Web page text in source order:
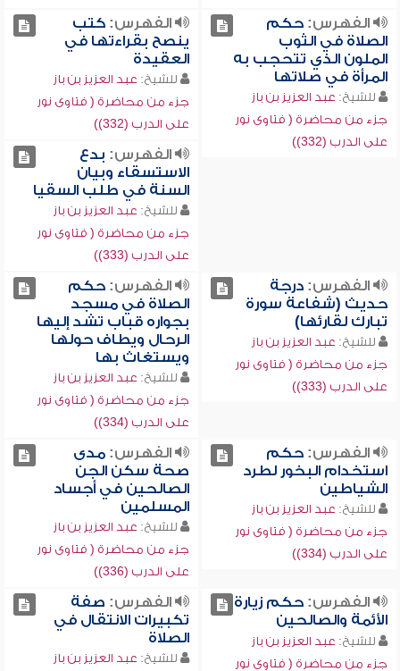
الفهرس:حكم
الصلاة في الثوب
الملون الذي تتحجب به
المرأة في صلاتها
للشيخ: عبد العزيز بن باز
جزء من محاضرة ( فتاوى نور
على الدرب (332))
الفهرس:كتب
ينصح بقراءتها في
العقيدة
للشيخ: عبد العزيز بن باز
جزء من محاضرة ( فتاوى نور
على الدرب (332))
الفهرس: بدع
الاستسقاء وبيان
السنة في طلب السقيا
للشيخ: عبد العزيز بن باز
جزء من محاضرة ( فتاوى نور
على الدرب (333))
الفهرس:درجة
حديث (شفاعة سورة
تبارك لقارئها)
للشيخ: عبد العزيز بن باز
جزء من محاضرة ( فتاوى نور
على الدرب (333))
الفهرس:حكم
الصلاة في مسجد
بجواره قباب تشد إليها
الرحال ويطاف حولها
ويستغاث بها
للشيخ: عبد العزيز بن باز
جزء من محاضرة ( فتاوى نور
على الدرب (334))
الفهرس:حكم
استخدام البخور لطرد
الشياطين
للشيخ: عبد العزيز بن باز
جزء من محاضرة ( فتاوى نور
على الدرب (334))
الفهرس:مدى
صحة سكن الجن
الصالحين في أجساد
المسلمين
للشيخ: عبد العزيز بن باز
جزء من محاضرة ( فتاوى نور
على الدرب (336))
الفهرس:حكم زيارة
الأئمة والصالحين
للشيخ: عبد العزيز بن باز
جزء من محاضرة ( فتاوى نور
الفهرس: صفة
تكبيرات الانتقال في
الصلاة
للشيخ: عبد العزيز بن باز